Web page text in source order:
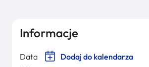
Informacje
Data Dodaj do kalendarza